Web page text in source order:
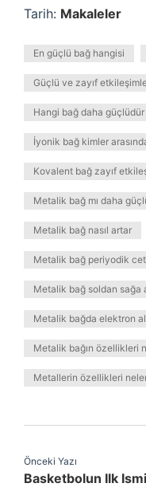
Tarih: Makaleler
En güçlü bağ hangisi
Güçlü ve zayıf
Hangi bağ daha güçlüdür
İyonik bağ kimler
Kovalent bağ zayıf
Metalik bağ mı daha
Metalik bağ nasıl artar
Metalik bağ periyodik
Metalik bağ soldan sağa
Metalik bağda elektron
Metalik bağın özellikleri
Metallerin özellikleri
Önceki Yazı
Basketbolun Ilk